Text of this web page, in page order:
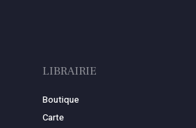
LIBRAIRIE
Boutique
Carte